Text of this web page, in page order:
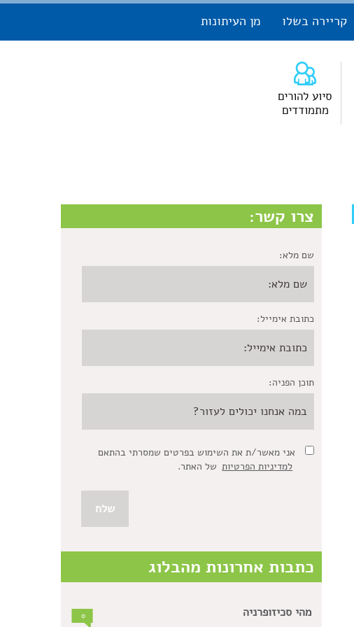
קריירה בשלו מן העיתונות
סיוע להורים
מתמודדים
צרו קשר:
שם מלא:
כתובת אימייל:
תוכן הפניה:
אני מאשר/ת את השימוש בפרטים שמסרתי בהתאם
למדיניות הפרטיות
כתבות אחרונות מהבלוג
מהי סכיזופרניה 0